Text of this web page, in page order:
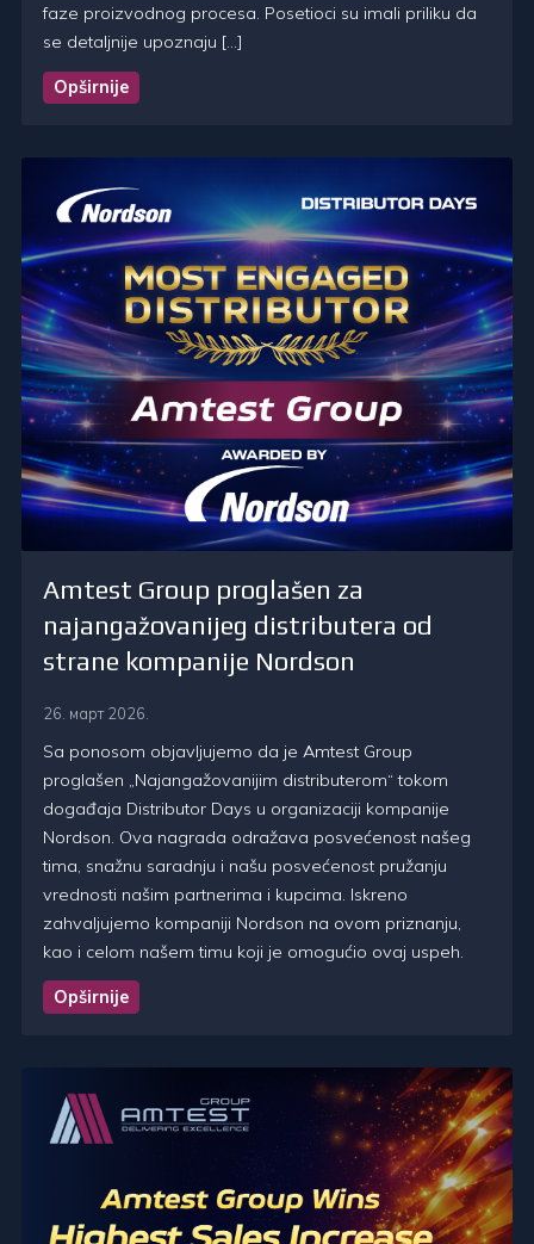
faze proizvodnog procesa. Posetioci su imali priliku da
se detaljnije upoznaju […]
Opširnije
Amtest Group proglašen za
najangažovanijeg distributera od
strane kompanije Nordson
26. март 2026.
Sa ponosom objavljujemo da je Amtest Group
proglašen „Najangažovanijim distributerom“ tokom
događaja Distributor Days u organizaciji kompanije
Nordson. Ova nagrada odražava posvećenost našeg
tima, snažnu saradnju i našu posvećenost pružanju
vrednosti našim partnerima i kupcima. Iskreno
zahvaljujemo kompaniji Nordson na ovom priznanju,
kao i celom našem timu koji je omogućio ovaj uspeh.
Opširnije